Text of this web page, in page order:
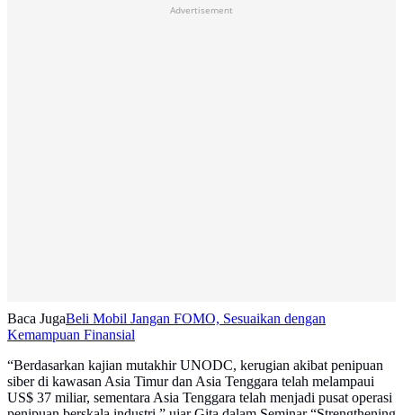
Advertisement
Baca JugaBeli Mobil Jangan FOMO, Sesuaikan dengan
Kemampuan Finansial
“Berdasarkan kajian mutakhir UNODC, kerugian akibat penipuan
siber di kawasan Asia Timur dan Asia Tenggara telah melampaui
US$ 37 miliar, sementara Asia Tenggara telah menjadi pusat operasi